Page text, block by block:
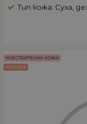
Тип кожа: Суха,
ЧУВСТВИТЕЛНА КОЖА
ANTI AGE